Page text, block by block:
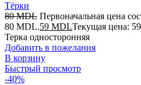
Тёрки
80MDL Первоначальная цена
80 MDL.59 MDLТекущая цена:
Терка односторонняя
Добавить в пожелания
В корзину
Быстрый просмотр
-40%